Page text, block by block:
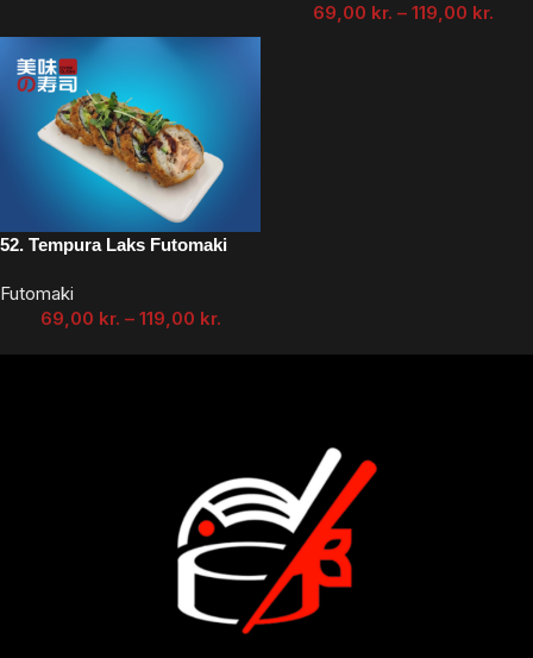
69,00 kr. – 119,00 kr.
52. Tempura Laks Futomaki
Futomaki
69,00 kr. – 119,00 kr.